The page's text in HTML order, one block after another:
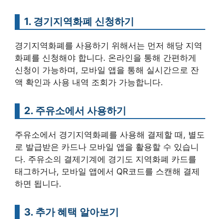
1. 경기지역화폐 신청하기
경기지역화폐를 사용하기 위해서는 먼저 해당 지역
화폐를 신청해야 합니다. 온라인을 통해 간편하게
신청이 가능하며, 모바일 앱을 통해 실시간으로 잔
액 확인과 사용 내역 조회가 가능합니다.
2. 주유소에서 사용하기
주유소에서 경기지역화폐를 사용해 결제할 때, 별도
로 발급받은 카드나 모바일 앱을 활용할 수 있습니
다. 주유소의 결제기계에 경기도 지역화폐 카드를
태그하거나, 모바일 앱에서 QR코드를 스캔해 결제
하면 됩니다.
3. 추가 혜택 알아보기